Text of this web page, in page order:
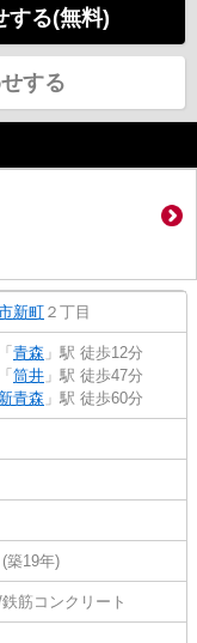
する(無料)
する
新町 ２丁目
「 青森 」駅 徒歩12分
「 筒井 」駅 徒歩47分
新青森 」駅 徒歩60分
築19年)
筋コンクリート